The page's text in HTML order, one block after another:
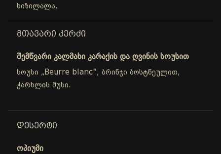
ხიზილალა.
ᲛᲗᲐᲕᲐᲠᲘ ᲙᲔᲠᲫᲘ
შემწვარი კალმახი კარაქის და ღვინის სოუსით
სოუსი „Beurre blanc“, ბრინჯი ბოსტნეულით,
ჭარხლის მუსი.
ᲓᲔᲡᲔᲠᲢᲘ
ოპიუმი